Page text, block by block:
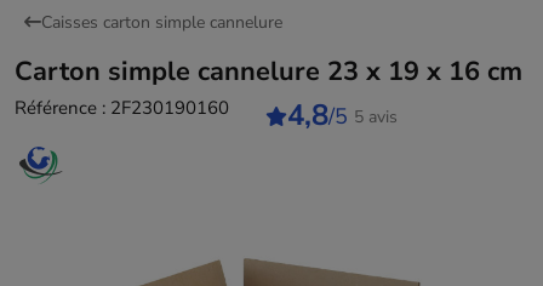
Caisses carton simple cannelure
Carton simple cannelure 23 x 19 x 16 cm
Référence : 2F230190160 4,8/5 5 avis